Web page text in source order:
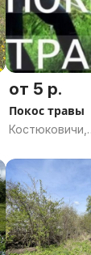
от 5 р.
Покос травы
Костюковичи,